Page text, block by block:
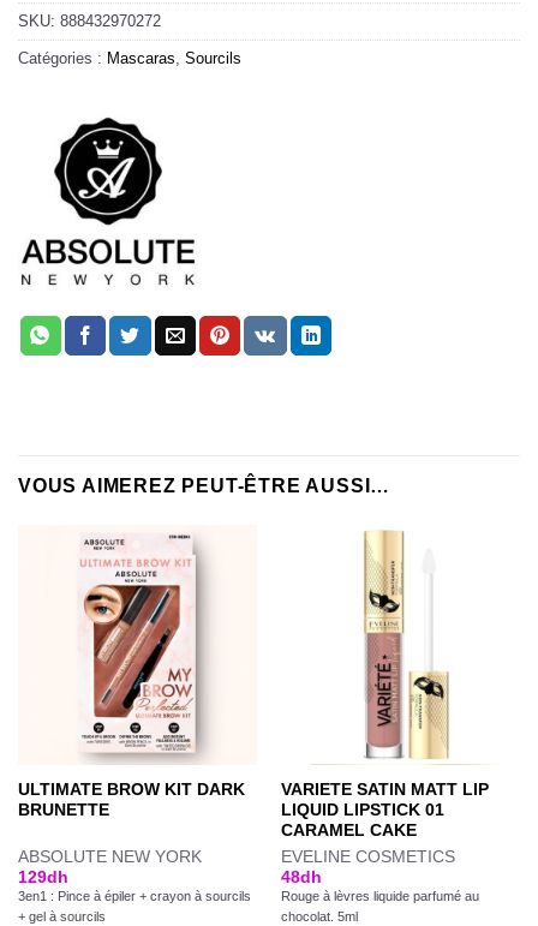
SKU: 888432970272
Catégories : Mascaras, Sourcils
VOUS AIMEREZ PEUT-ÊTRE AUSSI…
ULTIMATE BROW KIT DARK
BRUNETTE
ABSOLUTE NEW YORK
129dh
3en1 : Pince à épiler + crayon à sourcils
+ gel à sourcils
VARIETE SATIN MATT LIP
LIQUID LIPSTICK 01
CARAMEL CAKE
EVELINE COSMETICS
48dh
Rouge à lèvres liquide parfumé au
chocolat. 5ml